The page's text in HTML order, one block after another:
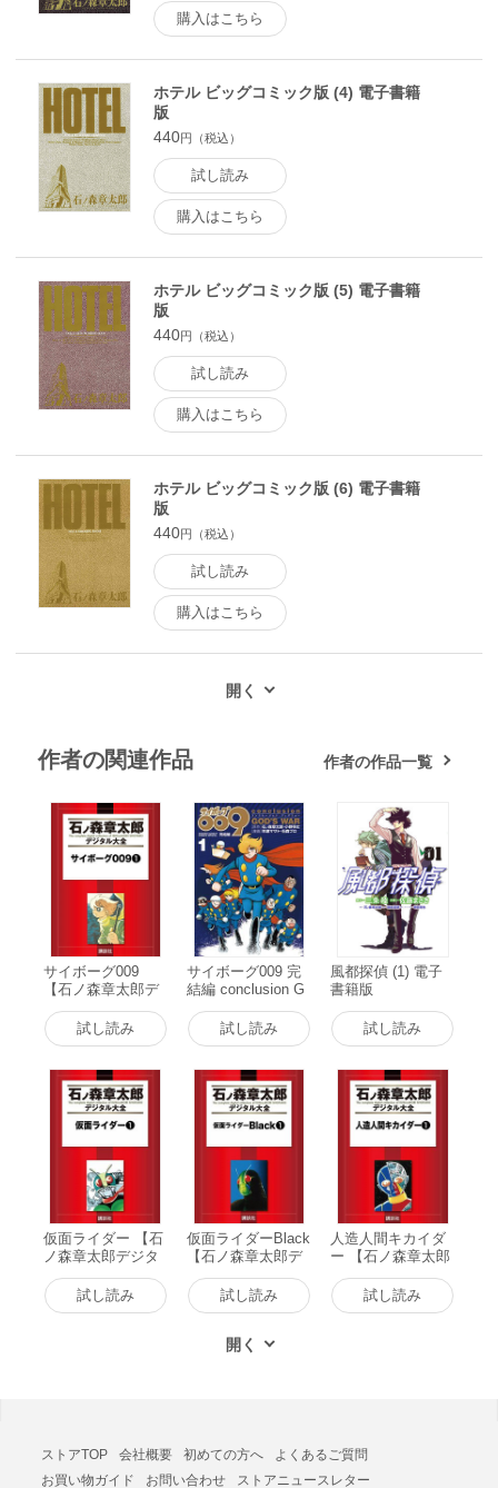
購入はこちら
ホテル ビッグコミック版 (4) 電子書籍
版
440円（税込）
試し読み
購入はこちら
ホテル ビッグコミック版 (5) 電子書籍
版
440円（税込）
試し読み
購入はこちら
ホテル ビッグコミック版 (6) 電子書籍
版
440円（税込）
試し読み
購入はこちら
作者の関連作品 作者の作品一覧
サイボーグ009
【石ノ森章太郎デ
ジタル大全】 (1)
電子書籍版
試し読み
サイボーグ009 完
結編 conclusion G
OD’S WAR (1) 電
子書籍版試し読み
風都探偵 (1) 電子
書籍版
試し読み
仮面ライダー 【石
ノ森章太郎デジタ
ル大全】 (1) 電子
書籍版試し読み
仮面ライダーBlack
【石ノ森章太郎デ
ジタル大全】 (1)
電子書籍版
試し読み
人造人間キカイダ
ー 【石ノ森章太郎
デジタル大全】 (1)
電子書籍版
試し読み
ストアTOP 会社概要 初めての方へ
よくあるご質問
お買い物ガイド
お問い合わせ ストアニュースレター